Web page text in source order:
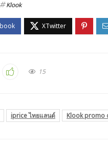
Klook
15
iprice ไทยแลนด์ Klook promo